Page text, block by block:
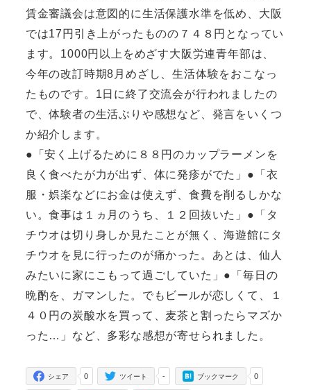
賃金審議会は意図的に生活保護水準を低め、大阪
では17円引き上がったものの７４８円となってい
ます。1000円以上をめざす大阪労連青年部は、
今年の改訂時期8月めざし、生活体験をおこなっ
たものです。1日に終了交流会が行われましたの
で、体験者の生活ぶりや感想など、発言をいくつ
か紹介します。
●「安く上げるために８８円のカップラーメンを
良く食べたが力が出ず、体に発疹がでた」●「衣
服・娯楽などにお金は使えず、食費を削るしかな
い。食事は１ヵ月のうち、１２回抜いた」●「タ
チウオは切り身しか見たことが無く、海遊館にタ
チウオを見に行ったのが痛かった。あとは、仙人
みたいに家にこもって過ごしていた」●「毎日の
晩酌を、ガマンした。でもビールが恋しくて、１
４０円の炭酸水を買って、麦茶と割ったらマズか
った…」など、多彩な感想が寄せられました。
0
シェア -
ツイート 0
ブックマーク